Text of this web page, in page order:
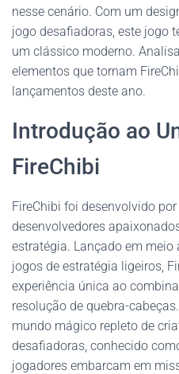
nesse cenário. Com um
jogo desafiadoras, este jogo
um clássico moderno.
elementos que tornam
lançamentos deste ano.
Introdução ao
FireChibi
FireChibi foi desenvolvido
desenvolvedores
estratégia. Lançado em
jogos de estratégia ligeiros,
experiência única ao
resolução de quebra-
mundo mágico repleto de
desafiadoras, conhecido
jogadores embarcam em